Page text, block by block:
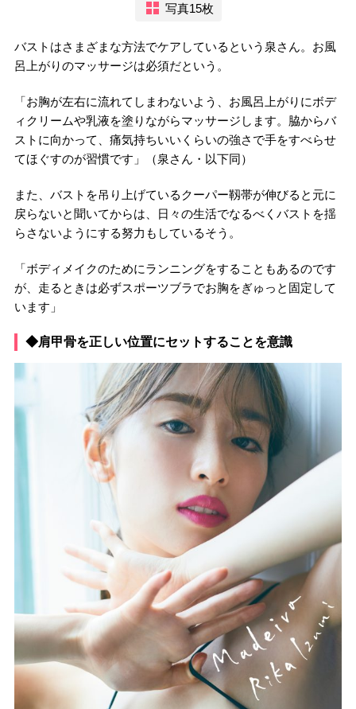
写真15枚
バストはさまざまな方法でケアしているという泉さん。お風
呂上がりのマッサージは必須だという。
「お胸が左右に流れてしまわないよう、お風呂上がりにボデ
ィクリームや乳液を塗りながらマッサージします。脇からバ
ストに向かって、痛気持ちいいくらいの強さで手をすべらせ
てほぐすのが習慣です」（泉さん・以下同）
また、バストを吊り上げているクーパー靱帯が伸びると元に
戻らないと聞いてからは、日々の生活でなるべくバストを揺
らさないようにする努力もしているそう。
「ボディメイクのためにランニングをすることもあるのです
が、走るときは必ずスポーツブラでお胸をぎゅっと固定して
います」
◆肩甲骨を正しい位置にセットすることを意識